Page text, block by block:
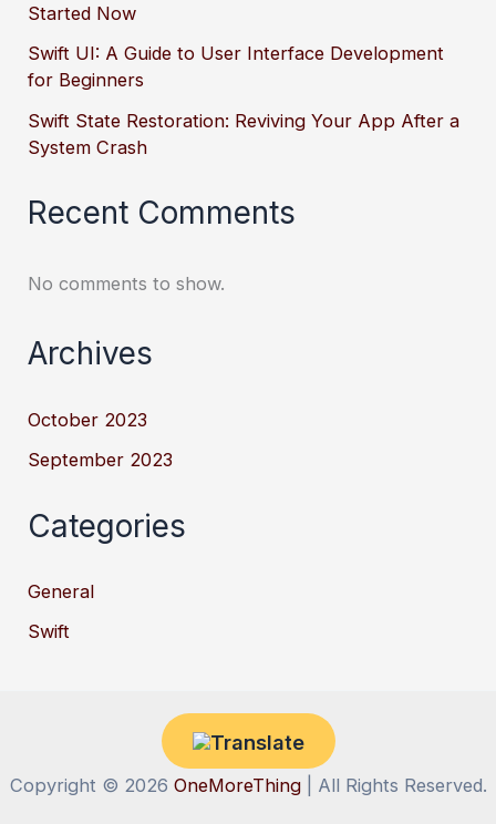
Started Now
Swift UI: A Guide to User Interface Development
for Beginners
Swift State Restoration: Reviving Your App After a
System Crash
Recent Comments
No comments to show.
Archives
October 2023
September 2023
Categories
General
Swift
Copyright © 2026 OneMoreThing| All Rights Reserved.